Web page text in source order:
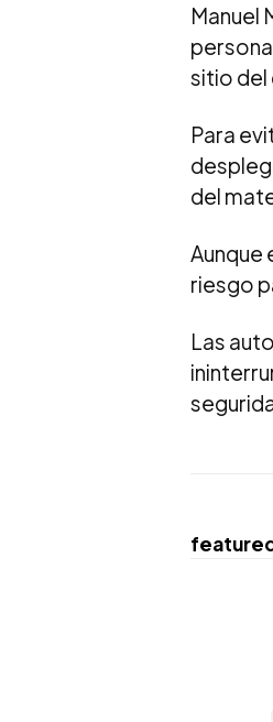
Manuel
sitio del
Para
del
Aunque
riesgo
Las